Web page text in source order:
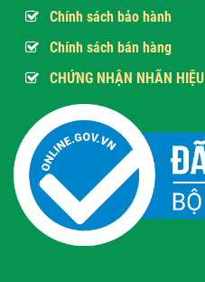
Chính sách bảo hành
Chính sách bán hàng
CHỨNG NHẬN NHÃN HIỆU